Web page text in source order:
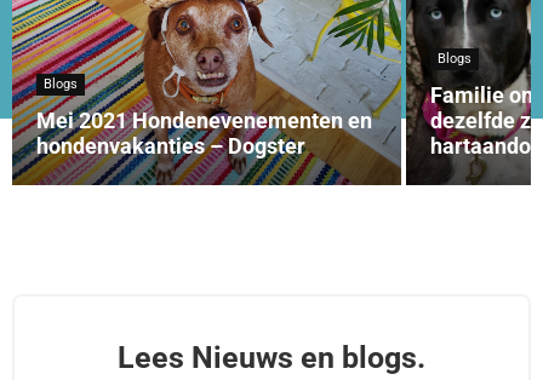
Blogs
Mei 2021 Hondenevenementen en
hondenvakanties – Dogster
Blogs
Familie
dezelfde
Lees Nieuws en blogs.